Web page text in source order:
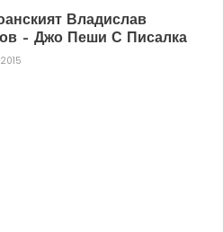
Владислав
– Джо Пеши С Писалка